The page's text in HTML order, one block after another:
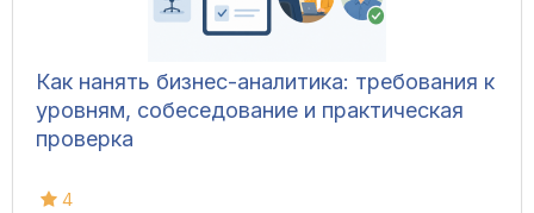
Как нанять бизнес-аналитика: требования к
уровням, собеседование и практическая
проверка
4